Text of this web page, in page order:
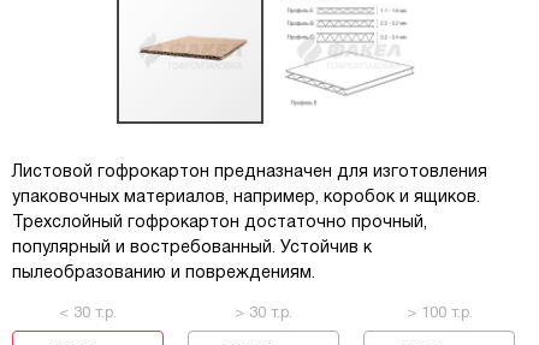
Листовой гофрокартон предназначен для изготовления
упаковочных материалов, например, коробок и ящиков.
Трехслойный гофрокартон достаточно прочный,
популярный и востребованный. Устойчив к
пылеобразованию и повреждениям.
< 30 т.р. > 30 т.р. > 100 т.р.